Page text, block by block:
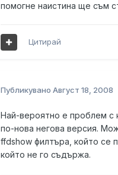
помогне наистина ще съм
Цитирай
Публикувано Август 18, 2008
Най-вероятно е проблем с
по-нова негова версия.
ffdshow филтъра, който се
който не го съдържа.